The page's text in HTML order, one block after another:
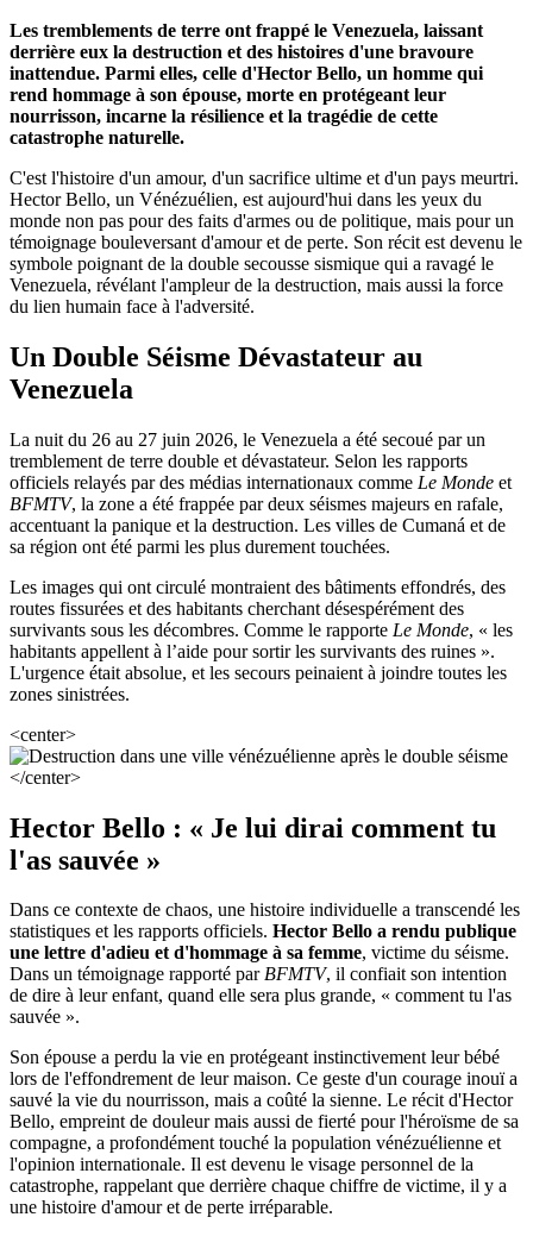
Les tremblements de terre ont frappé le Venezuela, laissant
derrière eux la destruction et des histoires d'une bravoure
inattendue. Parmi elles, celle d'Hector Bello, un homme qui
rend hommage à son épouse, morte en protégeant leur
nourrisson, incarne la résilience et la tragédie de cette
catastrophe naturelle.
C'est l'histoire d'un amour, d'un sacrifice ultime et d'un pays meurtri.
Hector Bello, un Vénézuélien, est aujourd'hui dans les yeux du
monde non pas pour des faits d'armes ou de politique, mais pour un
témoignage bouleversant d'amour et de perte. Son récit est devenu le
symbole poignant de la double secousse sismique qui a ravagé le
Venezuela, révélant l'ampleur de la destruction, mais aussi la force
du lien humain face à l'adversité.
Un Double Séisme Dévastateur au
Venezuela
La nuit du 26 au 27 juin 2026, le Venezuela a été secoué par un
tremblement de terre double et dévastateur. Selon les rapports
officiels relayés par des médias internationaux comme Le Monde et
BFMTV, la zone a été frappée par deux séismes majeurs en rafale,
accentuant la panique et la destruction. Les villes de Cumaná et de
sa région ont été parmi les plus durement touchées.
Les images qui ont circulé montraient des bâtiments effondrés, des
routes fissurées et des habitants cherchant désespérément des
survivants sous les décombres. Comme le rapporte Le Monde, « les
habitants appellent à l’aide pour sortir les survivants des ruines ».
L'urgence était absolue, et les secours peinaient à joindre toutes les
zones sinistrées.
<center>
</center>
Hector Bello : « Je lui dirai comment tu
l'as sauvée »
Dans ce contexte de chaos, une histoire individuelle a transcendé les
statistiques et les rapports officiels. Hector Bello a rendu publique
une lettre d'adieu et d'hommage à sa femme, victime du séisme.
Dans un témoignage rapporté parBFMTV, il confiait son intention
de dire à leur enfant, quand elle sera plus grande, « comment tu l'as
sauvée ».
Son épouse a perdu la vie en protégeant instinctivement leur bébé
lors de l'effondrement de leur maison. Ce geste d'un courage inouï a
sauvé la vie du nourrisson, mais a coûté la sienne. Le récit d'Hector
Bello, empreint de douleur mais aussi de fierté pour l'héroïsme de sa
compagne, a profondément touché la population vénézuélienne et
l'opinion internationale. Il est devenu le visage personnel de la
catastrophe, rappelant que derrière chaque chiffre de victime, il y a
une histoire d'amour et de perte irréparable.